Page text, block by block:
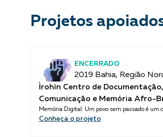
Projetos
ENCERRADO
2019 Bahia, Região
Ìrohìn Centro de Documentação,
Comunicação e Memória Afro-
Memória Digital: Um povo sem passado é um
Conheça o projeto